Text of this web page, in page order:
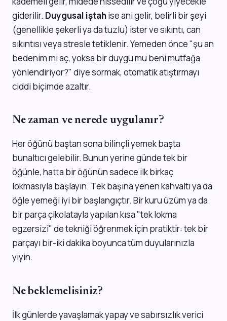
giderilir. Duygusal iştahise ani gelir, belirli bir şeyi
(genellikle şekerli ya da tuzlu) ister ve sıkıntı, can
sıkıntısı veya stresle tetiklenir. Yemeden önce "şu an
bedenim mi aç, yoksa bir duygu mu beni mutfağa
yönlendiriyor?" diye sormak, otomatik atıştırmayı
ciddi biçimde azaltır.
Ne zaman ve nerede uygulanır?
Her öğünü baştan sona bilinçli yemek başta
bunaltıcı gelebilir. Bunun yerine günde tek bir
öğünle, hatta bir öğünün sadece ilk birkaç
lokmasıyla başlayın. Tek başına yenen kahvaltı ya da
öğle yemeği iyi bir başlangıçtır. Bir kuru üzüm ya da
bir parça çikolatayla yapılan kısa "tek lokma
egzersizi" de tekniği öğrenmek için pratiktir: tek bir
parçayı bir-iki dakika boyunca tüm duyularınızla
yiyin.
Ne beklemelisiniz?
İlk günlerde yavaşlamak yapay ve sabırsızlık verici